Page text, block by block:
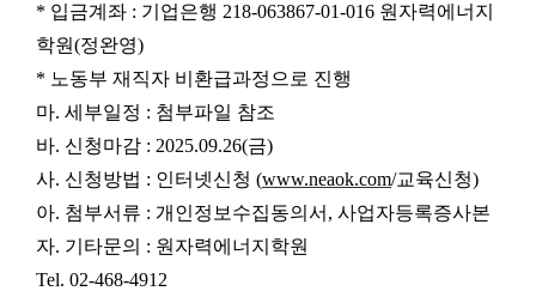
* 입금계좌 : 기업은행 218-063867-01-016 원자력에너지
학원(정완영)
* 노동부 재직자 비환급과정으로 진행
마. 세부일정 : 첨부파일 참조
바. 신청마감 : 2025.09.26(금)
사. 신청방법 : 인터넷신청 (www.neaok.com/교육신청)
아. 첨부서류 : 개인정보수집동의서 , 사업자등록증사본
자. 기타문의 : 원자력에너지학원
Tel. 02-468-4912